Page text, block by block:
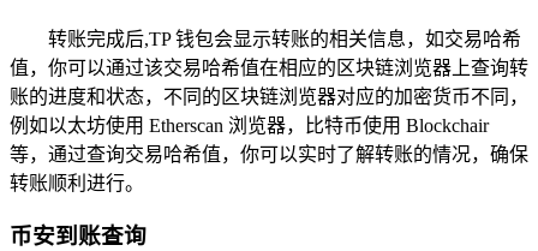
转账完成后,TP 钱包会显示转账的相关信息，如交易哈希
值，你可以通过该交易哈希值在相应的区块链浏览器上查询转
账的进度和状态，不同的区块链浏览器对应的加密货币不同，
例如以太坊使用 Etherscan 浏览器，比特币使用 Blockchair
等，通过查询交易哈希值，你可以实时了解转账的情况，确保
转账顺利进行。
币安到账查询